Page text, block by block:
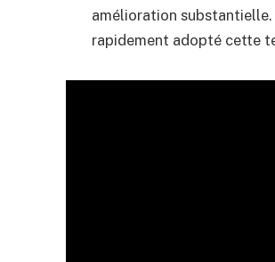
amélioration substantielle.
rapidement adopté cette